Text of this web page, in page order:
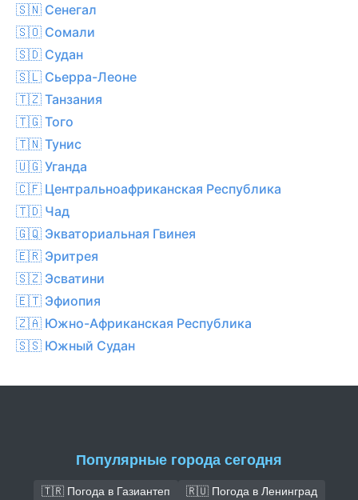
🇸🇳 Сенегал
🇸🇴 Сомали
🇸🇩 Судан
🇸🇱 Сьерра-Леоне
🇹🇿 Танзания
🇹🇬 Того
🇹🇳 Тунис
🇺🇬 Уганда
🇨🇫 Центральноафриканская Республика
🇹🇩 Чад
🇬🇶 Экваториальная Гвинея
🇪🇷 Эритрея
🇸🇿 Эсватини
🇪🇹 Эфиопия
🇿🇦 Южно-Африканская Республика
🇸🇸 Южный Судан
Популярные города сегодня
🇹🇷 Погода в Газиантеп
🇷🇺 Погода в Ленинград